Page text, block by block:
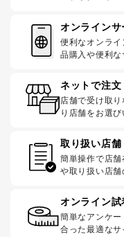
オンラインサ
便利なオンラ
品購入や便利な
ネットで注文
店舗で受け取
り店舗をお選び
取り扱い店舗
簡単操作で店
や取り扱い店舗
オンライン
簡単なアンケ
合った最適なサ